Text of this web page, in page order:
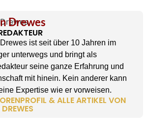
Drewes
ist seit über 10 Jahren im
unterwegs und bringt als
seine ganze Erfahrung und
mit hinein. Kein anderer kann
Expertise wie er vorweisen.
& ALLE ARTIKEL VON